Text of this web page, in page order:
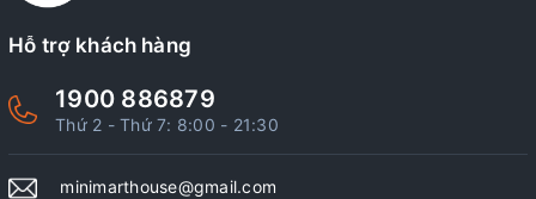
Hỗ trợ khách hàng
1900 886879
Thứ 2 - Thứ 7: 8:00 - 21:30
minimarthouse@gmail.com